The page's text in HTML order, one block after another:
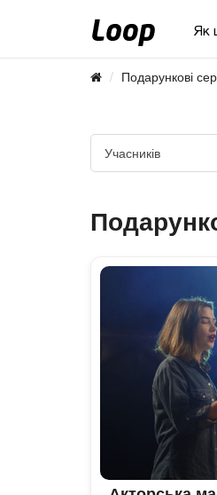
Як
Подарункові
Учасників